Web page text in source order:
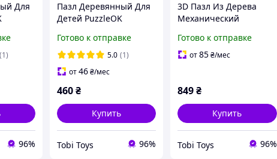
Для
(1)
96%
Пазл Деревянный Для
Детей PuzzleOK
Готово к отправке
5.0 (1)
от46₴/мес
460₴
Купить
Tobi Toys 96%
3D Пазл Из Дерева
Механический
Himars 152 детали
Готово к отправке
от85₴/мес
849₴
Купить
Tobi Toys 96%